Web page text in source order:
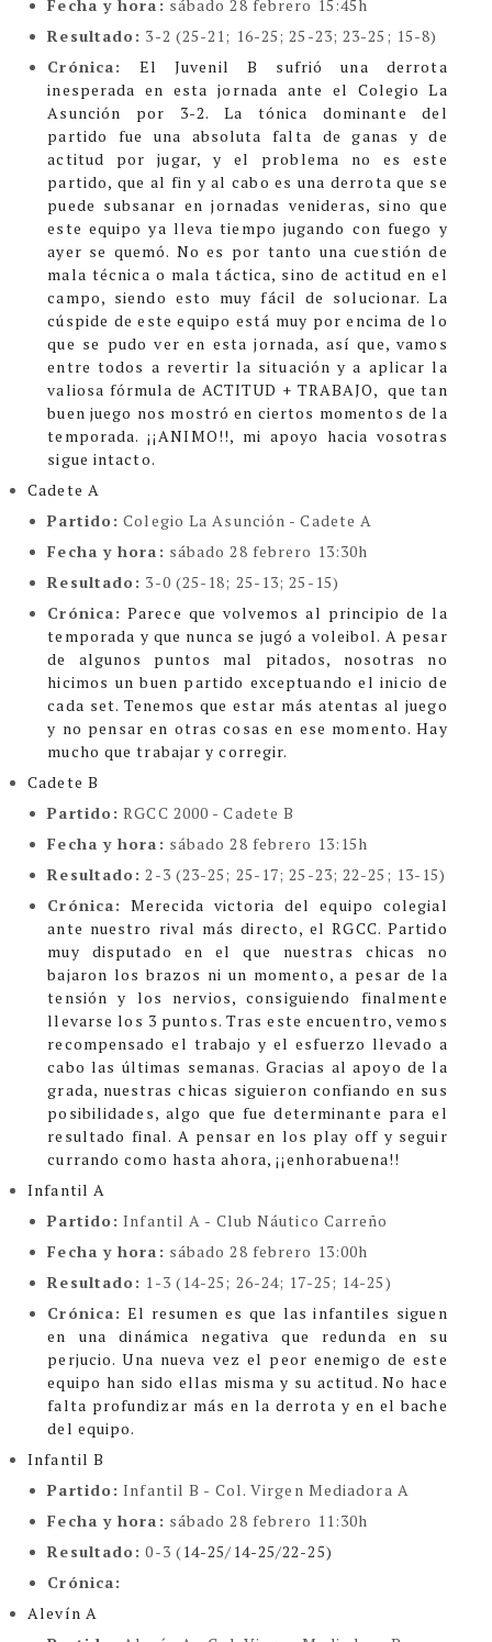
Fecha y hora: sábado 28 febrero 15:45h
Resultado: 3-2 (25-21; 16-25; 25-23; 23-25; 15-8)
Crónica:
El Juvenil B sufrió una derrota
inesperada en esta jornada ante el Colegio La
Asunción por 3-2. La tónica dominante del
partido fue una absoluta falta de ganas y de
actitud por jugar, y el problema no es este
partido, que al fin y al cabo es una derrota que se
puede subsanar en jornadas venideras, sino que
este equipo ya lleva tiempo jugando con fuego y
ayer se quemó. No es por tanto una cuestión de
mala técnica o mala táctica, sino de actitud en el
campo, siendo esto muy fácil de solucionar. La
cúspide de este equipo está muy por encima de lo
que se pudo ver en esta jornada, así que, vamos
entre todos a revertir la situación y a aplicar la
valiosa fórmula de ACTITUD + TRABAJO, que tan
buen juego nos mostró en ciertos momentos de la
temporada. ¡¡ANIMO!!, mi apoyo hacia vosotras
sigue intacto.
Cadete A
Partido: Colegio La Asunción - Cadete A
Fecha y hora: sábado 28 febrero 13:30h
Resultado: 3-0 (25-18; 25-13; 25-15)
Crónica: Parece que volvemos al principio de la
temporada y que nunca se jugó a voleibol. A pesar
de algunos puntos mal pitados, nosotras no
hicimos un buen partido exceptuando el inicio de
cada set. Tenemos que estar más atentas al juego
y no pensar en otras cosas en ese momento. Hay
mucho que trabajar y corregir.
Cadete B
Partido: RGCC 2000 - Cadete B
Fecha y hora: sábado 28 febrero 13:15h
Resultado: 2-3 (23-25; 25-17; 25-23; 22-25; 13-15)
Crónica: Merecida victoria del equipo colegial
ante nuestro rival más directo, el RGCC. Partido
muy disputado en el que nuestras chicas no
bajaron los brazos ni un momento, a pesar de la
tensión y los nervios, consiguiendo finalmente
llevarse los 3 puntos. Tras este encuentro, vemos
recompensado el trabajo y el esfuerzo llevado a
cabo las últimas semanas. Gracias al apoyo de la
grada, nuestras chicas siguieron confiando en sus
posibilidades, algo que fue determinante para el
resultado final. A pensar en los play off y seguir
currando como hasta ahora, ¡¡enhorabuena!!
Infantil A
Partido: Infantil A - Club Náutico Carreño
Fecha y hora: sábado 28 febrero 13:00h
Resultado: 1-3 (14-25; 26-24; 17-25; 14-25)
Crónica: El resumen es que las infantiles siguen
en una dinámica negativa que redunda en su
perjucio. Una nueva vez el peor enemigo de este
equipo han sido ellas misma y su actitud. No hace
falta profundizar más en la derrota y en el bache
del equipo.
Infantil B
Partido: Infantil B - Col. Virgen Mediadora A
Fecha y hora: sábado 28 febrero 11:30h
Resultado: 0-3 (14-25/14-25/22-25)
Crónica:
Alevín A